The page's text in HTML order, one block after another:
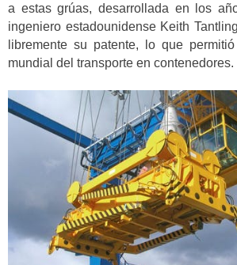
a estas grúas, desarrollada en los
ingeniero estadounidense Keith
libremente su patente, lo que
mundial del transporte en contenedores.